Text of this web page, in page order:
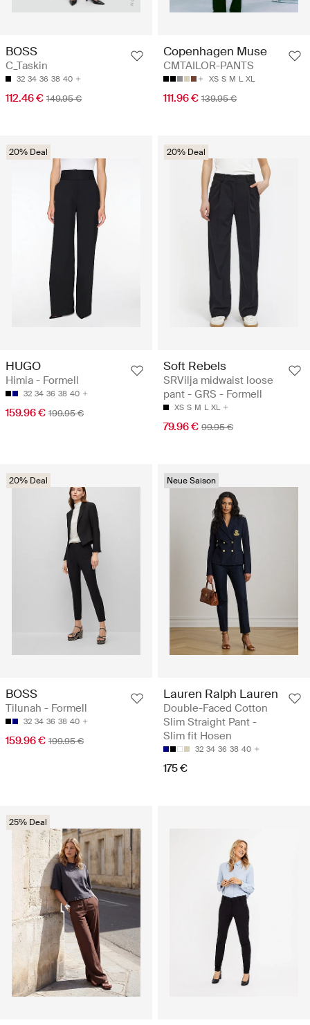
BOSS
C_Taskin
32 34 36 38 40
112.46 € 149.95 €
Copenhagen Muse
CMTAILOR-PANTS
XS S M L XL
111.96 € 139.95 €
20% Deal
HUGO
Himia - Formell
32 34 36 38 40
159.96 € 199.95 €
20% Deal
Soft Rebels
SRVilja midwaist loose
pant - GRS - Formell
XS S M L XL
79.96 € 99.95 €
20% Deal
BOSS
Tilunah - Formell
32 34 36 38 40
159.96 € 199.95 €
Neue Saison
Lauren Ralph Lauren
Double-Faced Cotton
Slim Straight Pant -
Slim fit Hosen
32 34 36 38 40
175 €
25% Deal